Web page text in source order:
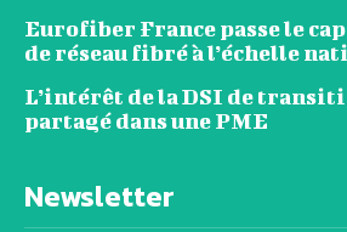
Eurofiber France passe le
de réseau fibré à l’échelle
L’intérêt de la DSI de
partagé dans une PME
Newsletter